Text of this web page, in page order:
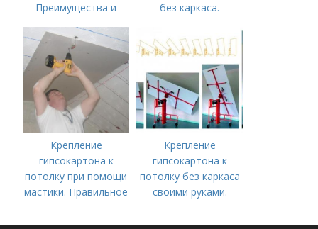
Преимущества и
бескаркасного
способа крепления
без каркаса.
выполнения
несущего каркаса
Крепление
гипсокартона к
потолку при помощи
мастики. Правильное
гипсокартонных
Крепление
гипсокартона к
потолку без каркаса
своими руками.
обрешетку из